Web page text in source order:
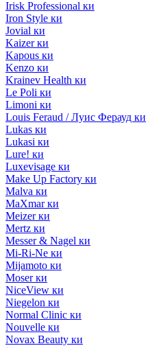
Irisk Professional ки
Iron Style ки
Jovial ки
Kaizer ки
Kapous ки
Kenzo ки
Krainev Health ки
Le Poli ки
Limoni ки
Louis Feraud / Луис Ферауд ки
Lukas ки
Lukasi ки
Lure! ки
Luxevisage ки
Make Up Factory ки
Malva ки
MaXmar ки
Meizer ки
Mertz ки
Messer & Nagel ки
Mi-Ri-Ne ки
Mijamoto ки
Moser ки
NiceView ки
Niegelon ки
Normal Clinic ки
Nouvelle ки
Novax Beauty ки